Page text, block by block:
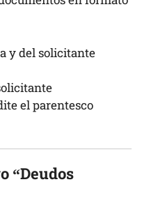
y del solicitante
el parentesco
“Deudos